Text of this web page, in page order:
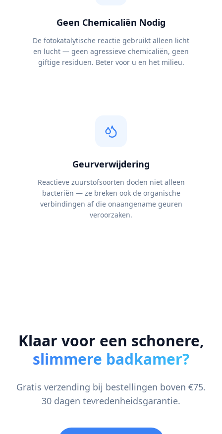
Geen Chemicaliën Nodig
De fotokatalytische reactie gebruikt alleen licht
en lucht — geen agressieve chemicaliën, geen
giftige residuen. Beter voor u en het milieu.
Geurverwijdering
Reactieve zuurstofsoorten doden niet alleen
bacteriën — ze breken ook de organische
verbindingen af die onaangename geuren
veroorzaken.
Klaar voor een schonere,
slimmere badkamer?
Gratis verzending bij bestellingen boven €75.
30 dagen tevredenheidsgarantie.